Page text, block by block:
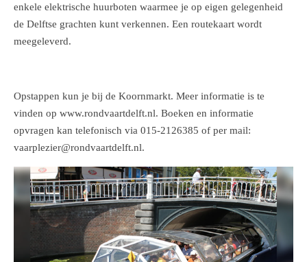
enkele elektrische huurboten waarmee je op eigen gelegenheid
de Delftse grachten kunt verkennen. Een routekaart wordt
meegeleverd.
Opstappen kun je bij de Koornmarkt. Meer informatie is te
vinden op www.rondvaartdelft.nl. Boeken en informatie
opvragen kan telefonisch via 015-2126385 of per mail:
vaarplezier@rondvaartdelft.nl.